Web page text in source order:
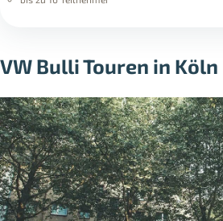
VW Bulli Touren in Köln